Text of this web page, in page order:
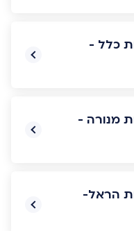
כלל -
מנורה -
הראל-